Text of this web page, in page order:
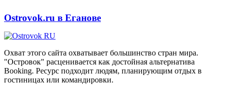
Ostrovok.ru в Еганове
Охват этого сайта охватывает большинство стран мира.
"Островок" расценивается как достойная альтернатива
Booking. Ресурс подходит людям, планирующим отдых в
гостиницах или командировки.